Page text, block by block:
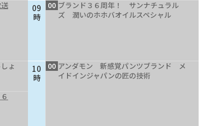
ょ
09
時
10
時
00 ブランド３６周年！ サンナチュラル
ズ 潤いのホホバオイルスペシャル
00 アンダモン 新感覚パンツブランド メ
イドインジャパンの匠の技術